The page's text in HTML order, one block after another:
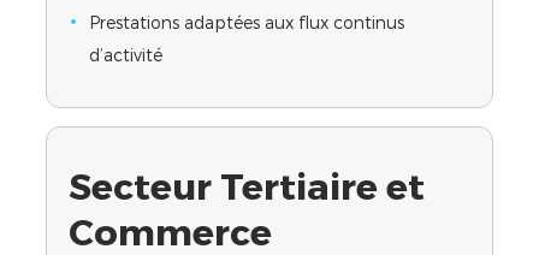
Prestations adaptées aux flux continus
d’activité
Secteur Tertiaire et
Commerce